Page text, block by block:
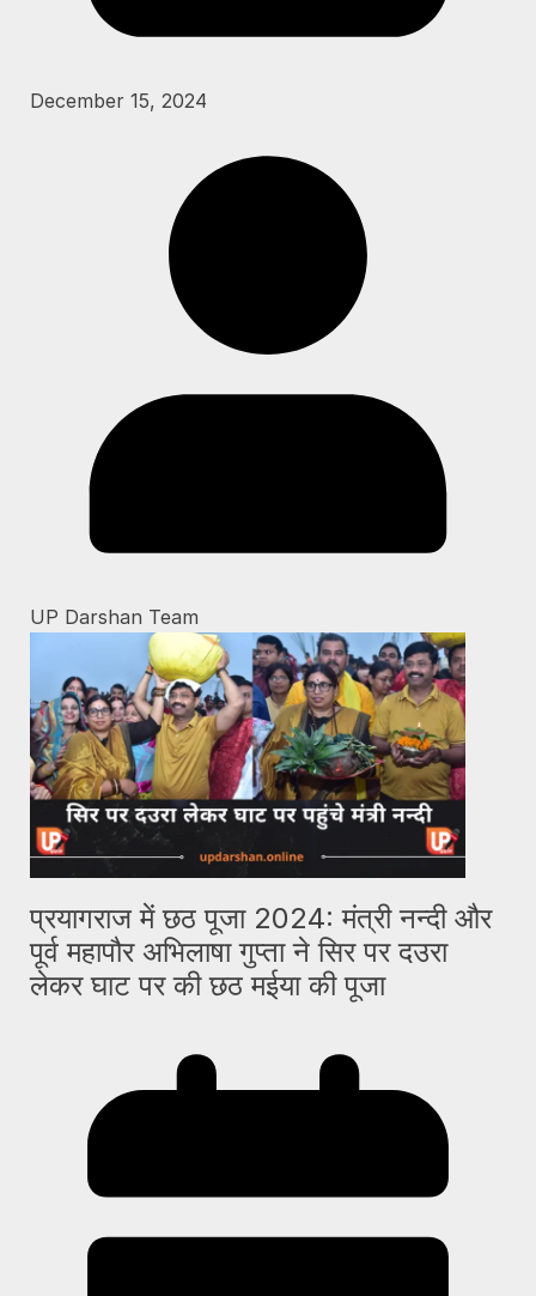
December 15, 2024
UP Darshan Team
प्रयागराज में छठ पूजा 2024: मंत्री नन्दी और
पूर्व महापौर अभिलाषा गुप्ता ने सिर पर दउरा
लेकर घाट पर की छठ मईया की पूजा